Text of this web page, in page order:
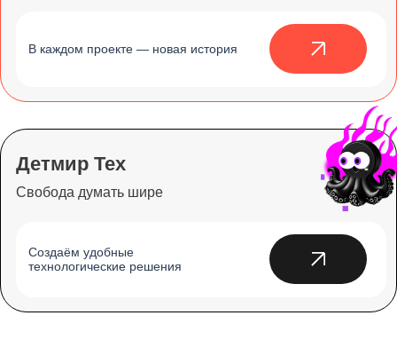
В каждом проекте — новая история
Детмир Тех
Свобода думать шире
Создаём удобные
технологические решения